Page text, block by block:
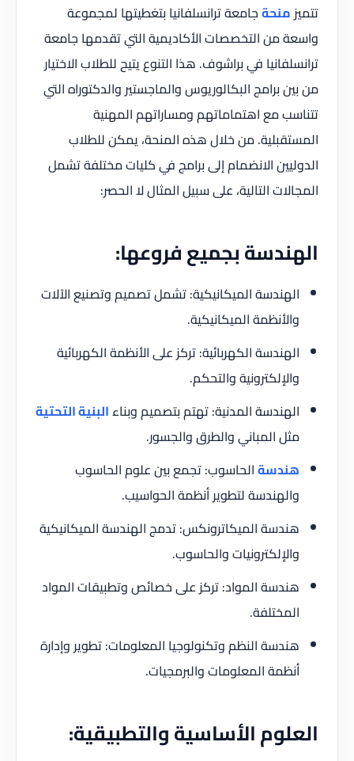
تتميزمنحةجامعة ترانسلفانيا بتغطيتها لمجموعة
واسعة من التخصصات الأكاديمية التي تقدمها جامعة
ترانسلفانيا في براشوف. هذا التنوع يتيح للطلاب الاختيار
من بين برامج البكالوريوس والماجستير والدكتوراه التي
تتناسب مع اهتماماتهم ومساراتهم المهنية
المستقبلية. من خلال هذه المنحة، يمكن للطلاب
الدوليين الانضمام إلى برامج في كليات مختلفة تشمل
المجالات التالية، على سبيل المثال لا الحصر:
الهندسة بجميع فروعها:
الهندسة الميكانيكية: تشمل تصميم وتصنيع الآلات
والأنظمة الميكانيكية.
الهندسة الكهربائية: تركز على الأنظمة الكهربائية
والإلكترونية والتحكم.
الهندسة المدنية: تهتم بتصميم وبناءالبنية التحتية
مثل المباني والطرق والجسور.
هندسةالحاسوب: تجمع بين علوم الحاسوب
والهندسة لتطوير أنظمة الحواسيب.
هندسة الميكاترونكس: تدمج الهندسة الميكانيكية
والإلكترونيات والحاسوب.
هندسة المواد: تركز على خصائص وتطبيقات المواد
المختلفة.
هندسة النظم وتكنولوجيا المعلومات: تطوير وإدارة
أنظمة المعلومات والبرمجيات.
العلوم الأساسية والتطبيقية: